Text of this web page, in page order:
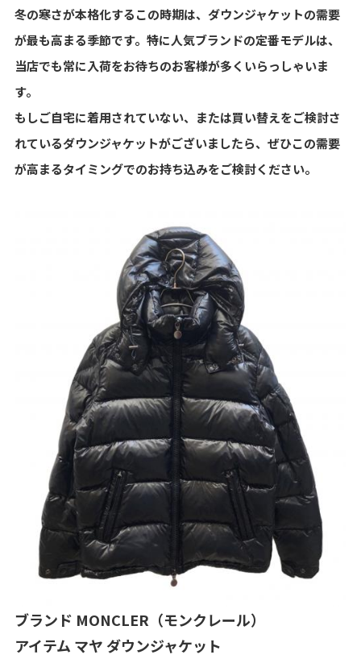
冬の寒さが本格化するこの時期は、ダウンジャケットの需要
が最も高まる季節です。特に人気ブランドの定番モデルは、
当店でも常に入荷をお待ちのお客様が多くいらっしゃいま
す。
もしご自宅に着用されていない、または買い替えをご検討さ
れているダウンジャケットがございましたら、ぜひこの需要
が高まるタイミングでのお持ち込みをご検討ください。
ブランド MONCLER（モンクレール）
アイテム マヤ ダウンジャケット